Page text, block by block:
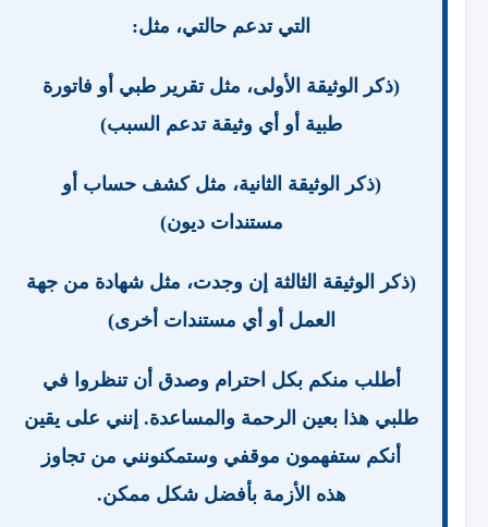
التي تدعم حالتي، مثل:
(ذكر الوثيقة الأولى، مثل تقرير طبي أو فاتورة
طبية أو أي وثيقة تدعم السبب)
(ذكر الوثيقة الثانية، مثل كشف حساب أو
مستندات ديون)
(ذكر الوثيقة الثالثة إن وجدت، مثل شهادة من جهة
العمل أو أي مستندات أخرى)
أطلب منكم بكل احترام وصدق أن تنظروا في
طلبي هذا بعين الرحمة والمساعدة. إنني على يقين
أنكم ستفهمون موقفي وستمكنونني من تجاوز
هذه الأزمة بأفضل شكل ممكن.